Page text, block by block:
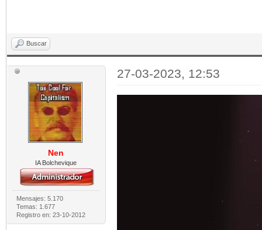
Buscar
Nen
IA Bolchevique
Mensajes: 5.170
Temas: 1.677
Registro en: 23-10-2012
27-03-2023, 12:53